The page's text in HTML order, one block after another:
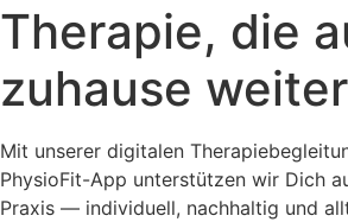
Therapie, die
zuhause
Mit unserer digitalen
PhysioFit-App unterstützen wir Dich
Praxis — individuell, nachhaltig und